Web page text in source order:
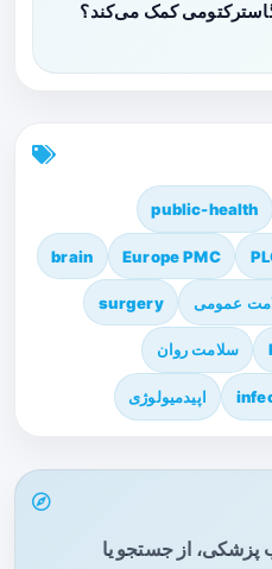
گاسترکتومی کمک می‌کند؟
public-health
Europe PMC
brain
عمومی surgery
سلامت روان
اپیدمیولوژی
پزشکی، از جستجو یا